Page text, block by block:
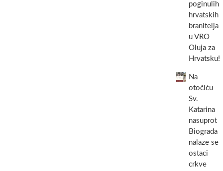
poginulih
hrvatskih
branitelja
u VRO
Oluja za
Hrvatsku!
Na
otočiću
Sv.
Katarina
nasuprot
Biograda
nalaze se
ostaci
crkve